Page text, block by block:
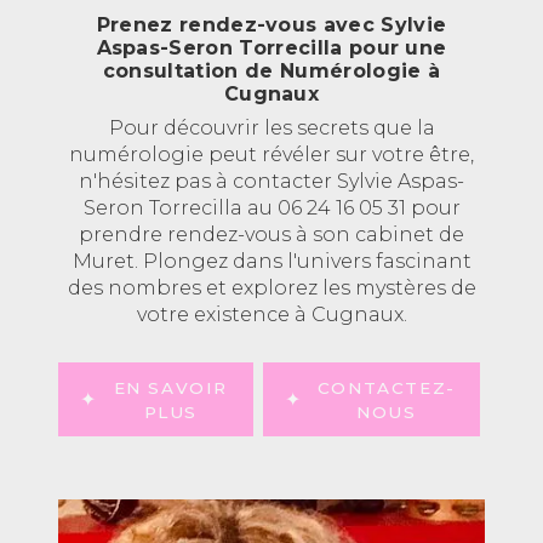
Prenez rendez-vous avec Sylvie
Aspas-Seron Torrecilla pour une
consultation de Numérologie à
Cugnaux
Pour découvrir les secrets que la
numérologie peut révéler sur votre être,
n'hésitez pas à contacter Sylvie Aspas-
Seron Torrecilla au 06 24 16 05 31 pour
prendre rendez-vous à son cabinet de
Muret. Plongez dans l'univers fascinant
des nombres et explorez les mystères de
votre existence à Cugnaux.
EN SAVOIR
PLUS
CONTACTEZ-
NOUS